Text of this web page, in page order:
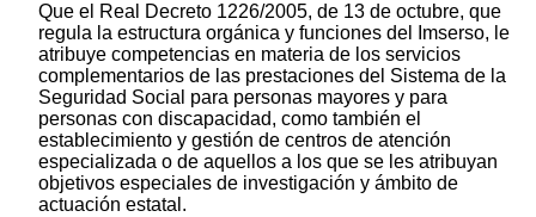
Que el Real Decreto 1226/2005, de 13 de octubre, que
regula la estructura orgánica y funciones del Imserso, le
atribuye competencias en materia de los servicios
complementarios de las prestaciones del Sistema de la
Seguridad Social para personas mayores y para
personas con discapacidad, como también el
establecimiento y gestión de centros de atención
especializada o de aquellos a los que se les atribuyan
objetivos especiales de investigación y ámbito de
actuación estatal.